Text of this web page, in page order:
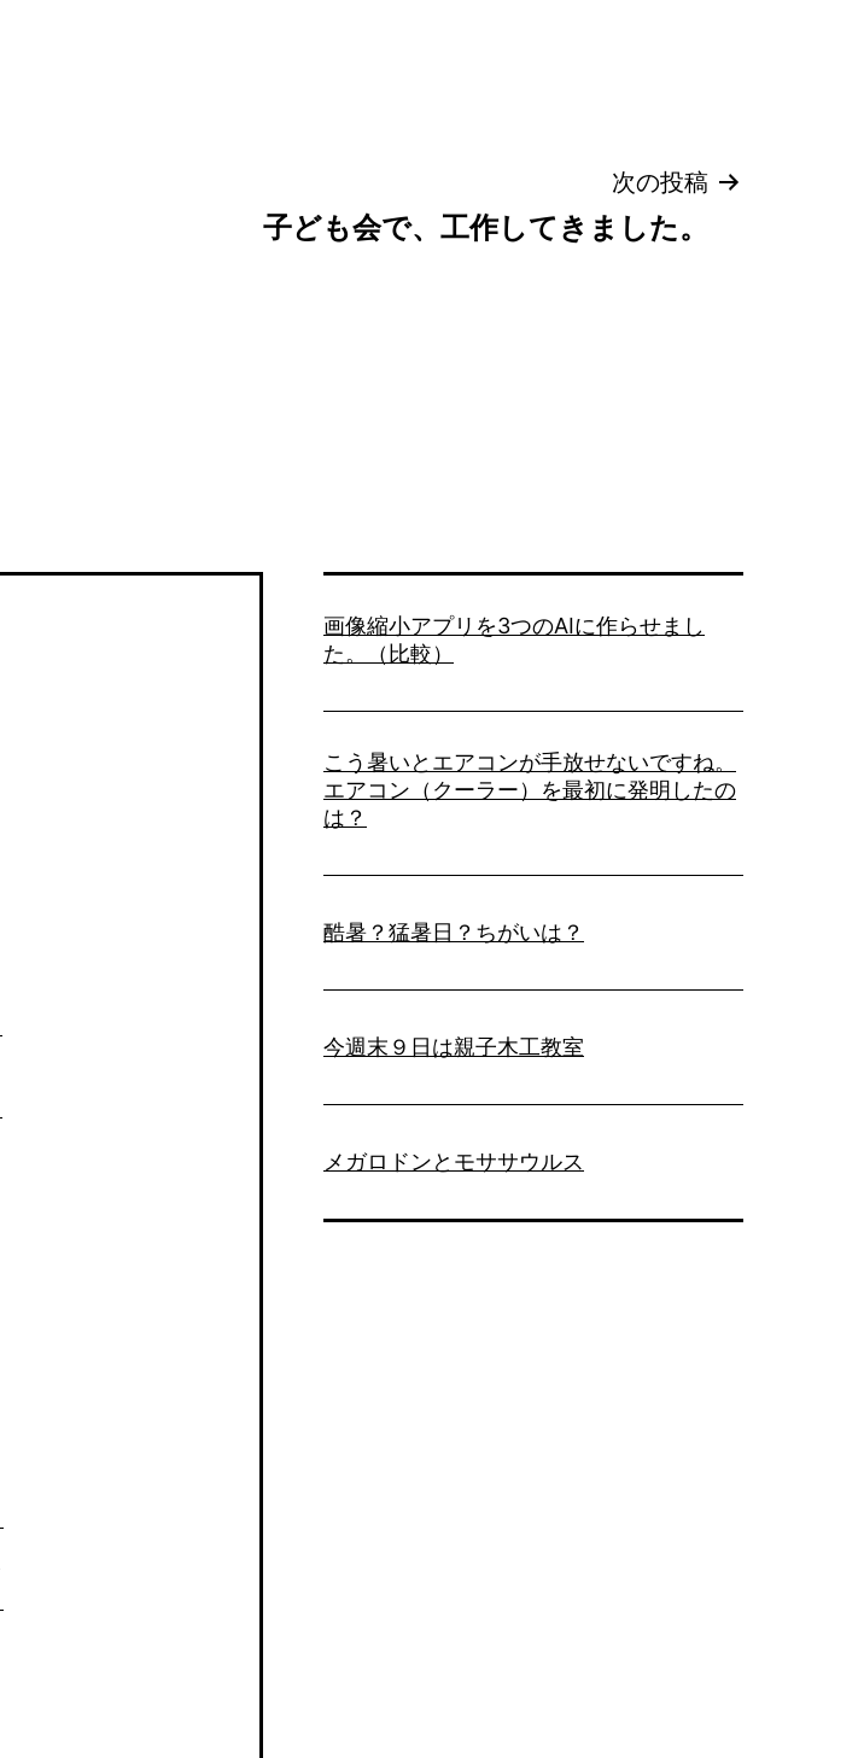
次の投稿
子ども会で、工作してきました。
画像縮小アプリを3つのAIに作らせまし
た。（比較）
こう暑いとエアコンが手放せないですね。
エアコン（クーラー）を最初に発明したの
は？
酷暑？猛暑日？ちがいは？
今週末９日は親子木工教室
メガロドンとモササウルス